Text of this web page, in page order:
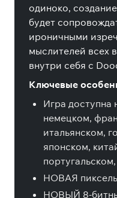
одиноко,
будет
ироничными
мыслителей всех
внутри себя с
Ключевые
Игра доступна
немецком,
итальянском,
японском,
НОВАЯ
НОВЫЙ 8-